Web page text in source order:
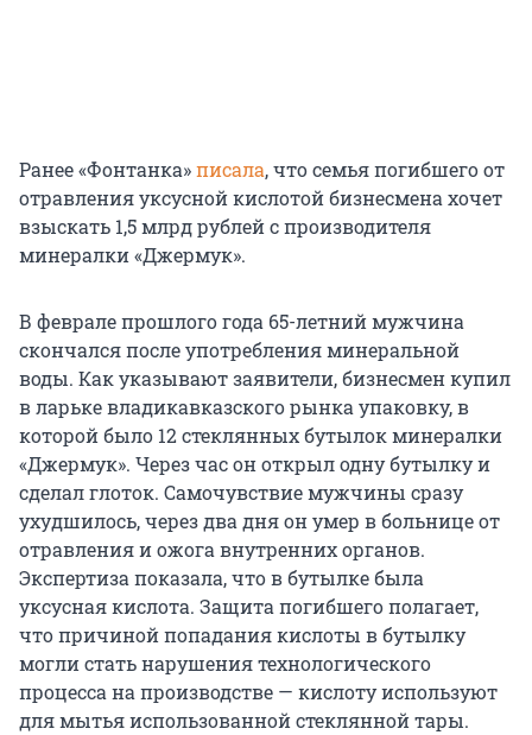
Ранее «Фонтанка»писала, что семья погибшего от
отравления уксусной кислотой бизнесмена хочет
взыскать 1,5 млрд рублей с производителя
минералки «Джермук».
В феврале прошлого года 65-летний мужчина
скончался после употребления минеральной
воды. Как указывают заявители, бизнесмен купил
в ларьке владикавказского рынка упаковку, в
которой было 12 стеклянных бутылок минералки
«Джермук». Через час он открыл одну бутылку и
сделал глоток. Самочувствие мужчины сразу
ухудшилось, через два дня он умер в больнице от
отравления и ожога внутренних органов.
Экспертиза показала, что в бутылке была
уксусная кислота. Защита погибшего полагает,
что причиной попадания кислоты в бутылку
могли стать нарушения технологического
процесса на производстве — кислоту используют
для мытья использованной стеклянной тары.